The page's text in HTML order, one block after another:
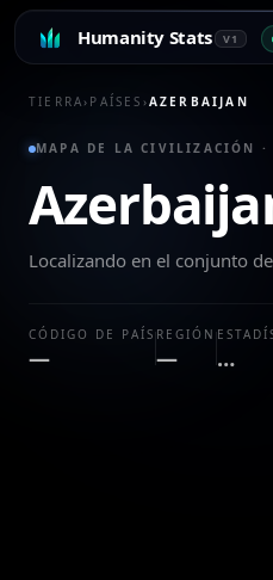
Humanity Stats V1
TIERRA› PAÍSES ›AZERBAIJAN
MAPA DE LA CIVILIZACIÓN ·
Localizando en el conjunto
CÓDIGO DE PAÍS
—
REGIÓN
— …